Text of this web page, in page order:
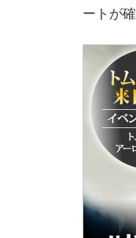
ートが